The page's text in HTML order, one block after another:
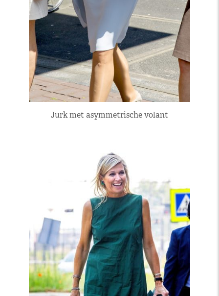
Jurk met asymmetrische volant